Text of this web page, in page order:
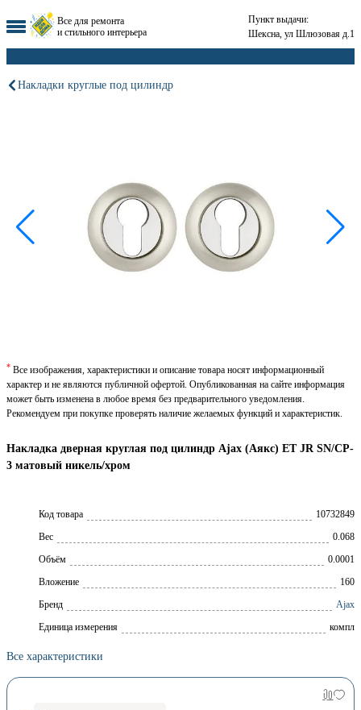
Все для ремонта
и стильного интерьера
Пункт выдачи:
Шексна, ул Шлюзовая д.1
Накладки круглые под цилиндр
Накладка дверная круглая под цилиндр Ajax (Аякс) ET JR SN/CP-
3 матовый никель/хром
Код товара
10732849
Вес
0.068
Объём
0.0001
Вложение
160
Брeнд
Ajax
Единица измерения
компл
Все характеристики
* Все изображения, характеристики и описание товара носят информационный
характер и не являются публичной офертой. Опубликованная на сайте информация
может быть изменена в любое время без предварительного уведомления.
Рекомендуем при покупке проверять наличие желаемых функций и характеристик.